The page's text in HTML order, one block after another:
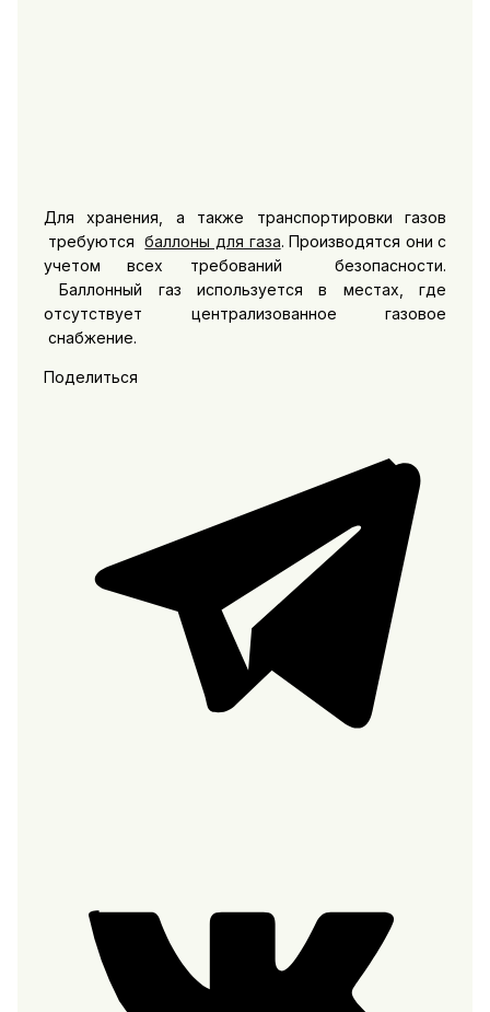
Для хранения, а также транспортировки газов
требуютсябаллоны для газа. Производятся они с
учетом всех требований безопасности.
Баллонный газ используется в местах, где
отсутствует централизованное газовое
снабжение.
Поделиться